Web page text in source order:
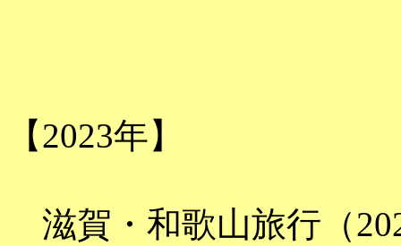
【2023年】
滋賀・和歌山旅行（